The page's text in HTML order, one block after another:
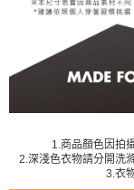
1.商品顏色因拍
2.深淺色衣物請分開洗
3.衣